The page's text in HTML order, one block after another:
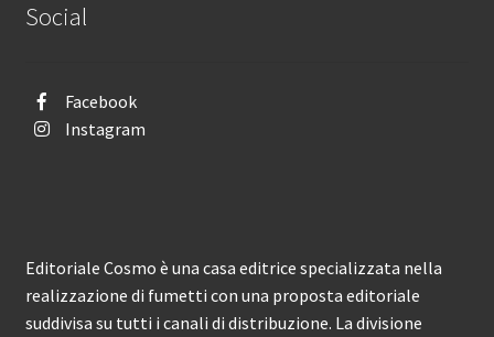
Social
Facebook
Instagram
Editoriale Cosmo è una casa editrice specializzata nella
realizzazione di fumetti con una proposta editoriale
suddivisa su tutti i canali di distribuzione. La divisione